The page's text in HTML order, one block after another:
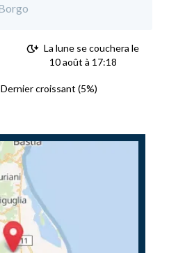
La lune se couchera le
10 août à 17:18
croissant (5%)